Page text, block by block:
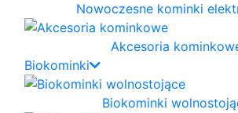
Nowoczesne kominki
Akcesoria
Biokominki
Biokominki